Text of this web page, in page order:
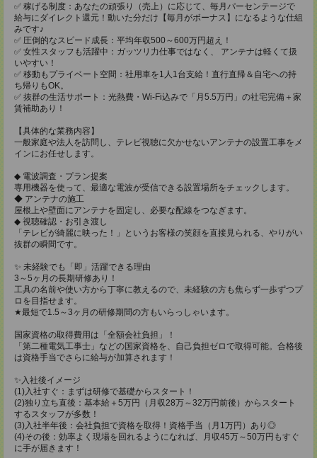
✅ 稼げる制度：あなたの頑張り（売上）に応じて、毎月パーセンテージで
給与にダイレクト還元！動いた分だけ【毎月がボーナス】になるような仕組
みです♪
✅ 圧倒的なスピード成長：平均年収500～600万円超え！
✅ 女性スタッフも活躍中：ガッツリ力仕事ではなく、 アンテナは軽くて扱
いやすい！
✅ 移動もプライベート空間：社用車を1人1台支給！直行直帰＆自宅への持
ち帰りもOK。
✅ 抜群の生活サポート：光熱費・Wi-Fi込みで「月5.5万円」の社宅完備＋家
賃補助あり！
【具体的な業務内容】
一般家庭や法人を訪問し、テレビ視聴に欠かせないアンテナの設置工事をメ
インにお任せします。
◆ 電波調査・プラン提案
専用機器を使って、最適な電波が受信できる設置場所をチェックします。
◆ アンテナの施工
屋根上や壁面にアンテナを固定し、必要な配線をつなぎます。
◆ 視聴確認・お引き渡し
「テレビが綺麗に映った！」というお客様の笑顔を直接見られる、やりがい
抜群の瞬間です。
✨ 未経験でも「即」活躍できる理由
3～5ヶ月の長期研修あり！
工具の名前や使い方から丁寧に教えるので、未経験の方も焦らず一歩ずつプ
ロを目指せます。
★最短で1.5～3ヶ月の研修期間の方もいらっしゃいます。
国家資格の取得費用は「全額会社負担」！
「第二種電気工事士」などの国家資格を、自己負担ゼロで取得可能。合格後
は資格手当でさらに給与が加算されます！
✨️入社後イメージ
(1)入社すぐ：まずは研修で基礎からスタート！
(2)独り立ち直後：基本給＋5万円（月収28万～32万円前後）からスタート
するスタッフが多数！
(3)入社半年後：会社負担で資格を取得！資格手当（月1万円）あり◎
(4)その後：効率よく現場を回れるようになれば、月収45万～50万円もすぐ
に手が届きます！